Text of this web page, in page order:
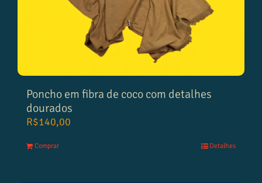
Poncho em fibra de coco com detalhes
dourados
R$140,00
Comprar Detalhes